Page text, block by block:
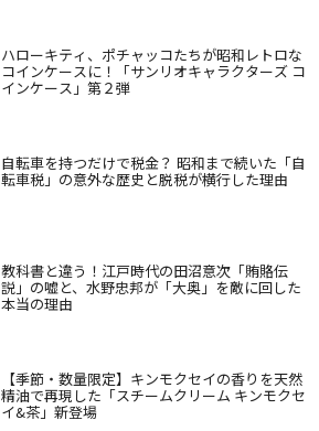
ハローキティ、ポチャッコたちが昭和レトロな
コインケースに！「サンリオキャラクターズ コ
インケース」第２弾
自転車を持つだけで税金？ 昭和まで続いた「自
転車税」の意外な歴史と脱税が横行した理由
教科書と違う！江戸時代の田沼意次「賄賂伝
説」の嘘と、水野忠邦が「大奥」を敵に回した
本当の理由
【季節・数量限定】キンモクセイの香りを天然
精油で再現した「スチームクリーム キンモクセ
イ&茶」新登場